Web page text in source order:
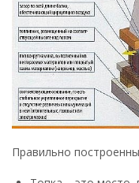
Правильно